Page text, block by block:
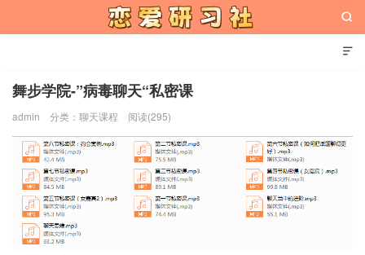
恋爱研习社


舞步学院-”病毒聊天“私密课
admin 分类： 聊天课程 阅读(295)